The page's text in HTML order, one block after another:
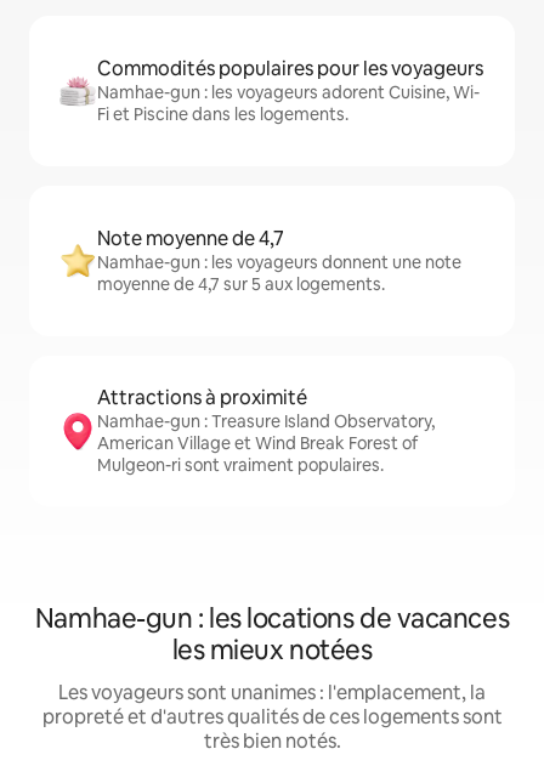
Commodités populaires pour les voyageurs
Namhae-gun : les voyageurs adorent Cuisine, Wi-
Fi et Piscine dans les logements.
Note moyenne de 4,7
Namhae-gun : les voyageurs donnent une note
moyenne de 4,7 sur 5 aux logements.
Attractions à proximité
Namhae-gun : Treasure Island Observatory,
American Village et Wind Break Forest of
Mulgeon-ri sont vraiment populaires.
Namhae-gun : les locations de vacances
les mieux notées
Les voyageurs sont unanimes : l'emplacement, la
propreté et d'autres qualités de ces logements sont
très bien notés.